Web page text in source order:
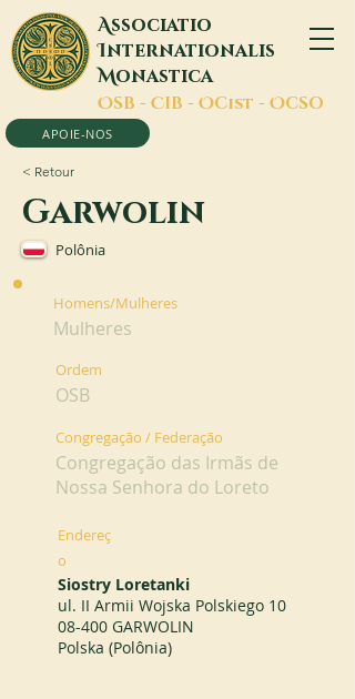
Associatio
Internationalis
Monastica
OSB - CIB - OCist - OCSO
APOIE-NOS
< Retour
Garwolin
Polônia
Homens/Mulheres
Mulheres
Ordem
OSB
Congregação / Federação
Congregação das Irmãs de
Nossa Senhora do Loreto
Endereç
o
Siostry Loretanki
ul. II Armii Wojska Polskiego 10
08-400 GARWOLIN
Polska (Polônia)